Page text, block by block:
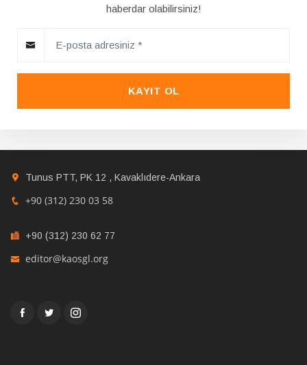
haberdar olabilirsiniz!
KAYIT OL
Tunus PTT, PK 12 , Kavaklıdere-Ankara
+90 (312) 230 03 58
+90 (312) 230 62 77
editor@kaosgl.org